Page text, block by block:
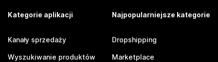
Kategorie aplikacji
Kanały sprzedaży
Wyszukiwanie produktów
Najpopularniejsze kategorie
Dropshipping
Marketplace